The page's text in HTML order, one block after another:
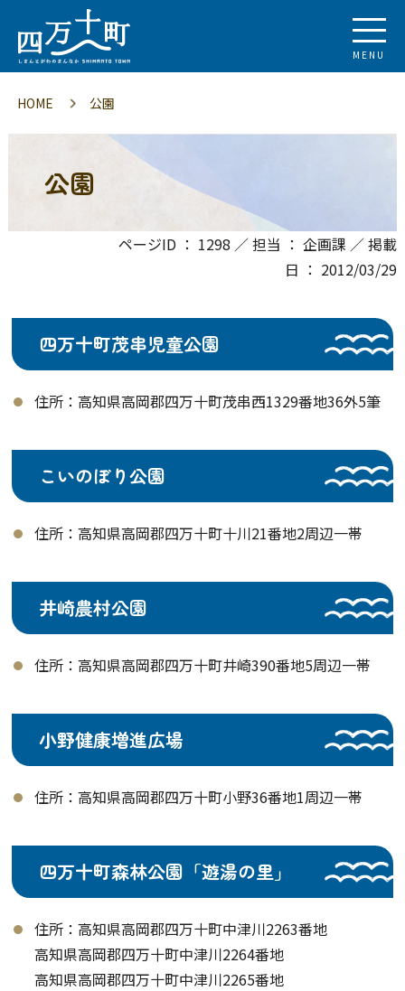
MENU
HOME 公園
公園
ページID ： 1298 ／ 担当 ： 企画課 ／ 掲載
日 ： 2012/03/29
四万十町茂串児童公園
住所：高知県高岡郡四万十町茂串西1329番地36外5筆
こいのぼり公園
住所：高知県高岡郡四万十町十川21番地2周辺一帯
井崎農村公園
住所：高知県高岡郡四万十町井崎390番地5周辺一帯
小野健康増進広場
住所：高知県高岡郡四万十町小野36番地1周辺一帯
四万十町森林公園「遊湯の里」
住所：高知県高岡郡四万十町中津川2263番地
高知県高岡郡四万十町中津川2264番地
高知県高岡郡四万十町中津川2265番地